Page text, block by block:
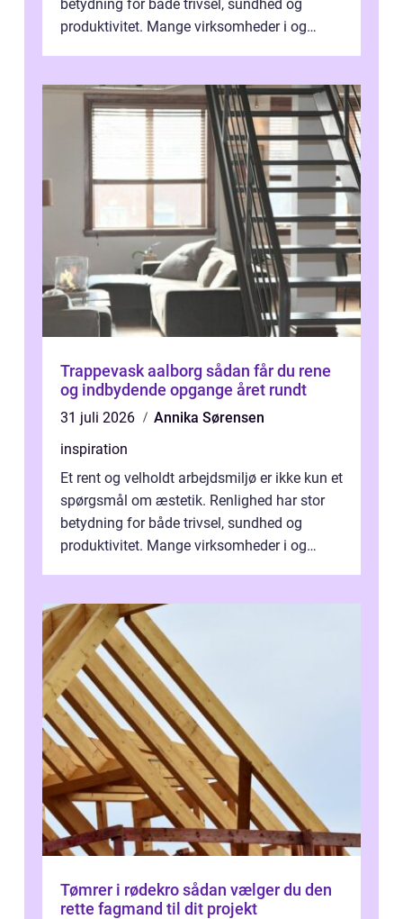
betydning for både trivsel, sundhed og
produktivitet. Mange virksomheder i og
Trappevask aalborg sådan får du rene
og indbydende opgange året rundt
31 juli 2026
Annika Sørensen
inspiration
Et rent og velholdt arbejdsmiljø er ikke kun et
spørgsmål om æstetik. Renlighed har stor
betydning for både trivsel, sundhed og
produktivitet. Mange virksomheder i og
Tømrer i rødekro sådan vælger du den
rette fagmand til dit projekt